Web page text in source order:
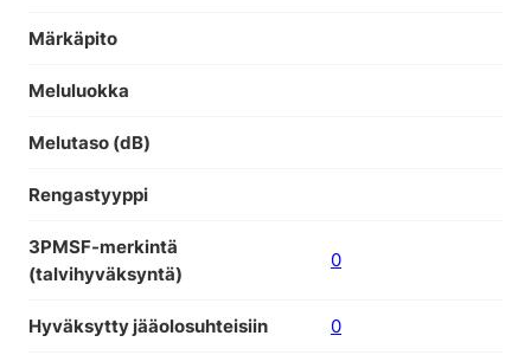
Märkäpito
Meluluokka
Melutaso (dB)
Rengastyyppi
3PMSF-merkintä
(talvihyväksyntä)
0
Hyväksytty jääolosuhteisiin 0